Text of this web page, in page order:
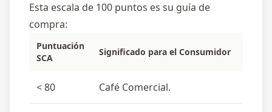
Esta escala de 100 puntos es su guía de
compra:
Puntuación
SCA
Significado para el Consumidor
< 80 Café Comercial.